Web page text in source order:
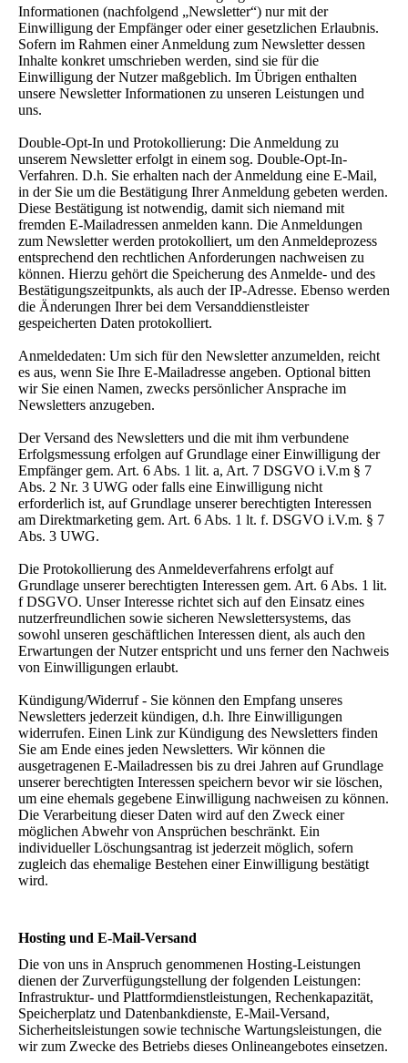
Informationen (nachfolgend „Newsletter“) nur mit der
Einwilligung der Empfänger oder einer gesetzlichen Erlaubnis.
Sofern im Rahmen einer Anmeldung zum Newsletter dessen
Inhalte konkret umschrieben werden, sind sie für die
Einwilligung der Nutzer maßgeblich. Im Übrigen enthalten
unsere Newsletter Informationen zu unseren Leistungen und
uns.
Double-Opt-In und Protokollierung: Die Anmeldung zu
unserem Newsletter erfolgt in einem sog. Double-Opt-In-
Verfahren. D.h. Sie erhalten nach der Anmeldung eine E-Mail,
in der Sie um die Bestätigung Ihrer Anmeldung gebeten werden.
Diese Bestätigung ist notwendig, damit sich niemand mit
fremden E-Mailadressen anmelden kann. Die Anmeldungen
zum Newsletter werden protokolliert, um den Anmeldeprozess
entsprechend den rechtlichen Anforderungen nachweisen zu
können. Hierzu gehört die Speicherung des Anmelde- und des
Bestätigungszeitpunkts, als auch der IP-Adresse. Ebenso werden
die Änderungen Ihrer bei dem Versanddienstleister
gespeicherten Daten protokolliert.
Anmeldedaten: Um sich für den Newsletter anzumelden, reicht
es aus, wenn Sie Ihre E-Mailadresse angeben. Optional bitten
wir Sie einen Namen, zwecks persönlicher Ansprache im
Newsletters anzugeben.
Der Versand des Newsletters und die mit ihm verbundene
Erfolgsmessung erfolgen auf Grundlage einer Einwilligung der
Empfänger gem. Art. 6 Abs. 1 lit. a, Art. 7 DSGVO i.V.m § 7
Abs. 2 Nr. 3 UWG oder falls eine Einwilligung nicht
erforderlich ist, auf Grundlage unserer berechtigten Interessen
am Direktmarketing gem. Art. 6 Abs. 1 lt. f. DSGVO i.V.m. § 7
Abs. 3 UWG.
Die Protokollierung des Anmeldeverfahrens erfolgt auf
Grundlage unserer berechtigten Interessen gem. Art. 6 Abs. 1 lit.
f DSGVO. Unser Interesse richtet sich auf den Einsatz eines
nutzerfreundlichen sowie sicheren Newslettersystems, das
sowohl unseren geschäftlichen Interessen dient, als auch den
Erwartungen der Nutzer entspricht und uns ferner den Nachweis
von Einwilligungen erlaubt.
Kündigung/Widerruf - Sie können den Empfang unseres
Newsletters jederzeit kündigen, d.h. Ihre Einwilligungen
widerrufen. Einen Link zur Kündigung des Newsletters finden
Sie am Ende eines jeden Newsletters. Wir können die
ausgetragenen E-Mailadressen bis zu drei Jahren auf Grundlage
unserer berechtigten Interessen speichern bevor wir sie löschen,
um eine ehemals gegebene Einwilligung nachweisen zu können.
Die Verarbeitung dieser Daten wird auf den Zweck einer
möglichen Abwehr von Ansprüchen beschränkt. Ein
individueller Löschungsantrag ist jederzeit möglich, sofern
zugleich das ehemalige Bestehen einer Einwilligung bestätigt
wird.
Hosting und E-Mail-Versand
Die von uns in Anspruch genommenen Hosting-Leistungen
dienen der Zurverfügungstellung der folgenden Leistungen:
Infrastruktur- und Plattformdienstleistungen, Rechenkapazität,
Speicherplatz und Datenbankdienste, E-Mail-Versand,
Sicherheitsleistungen sowie technische Wartungsleistungen, die
wir zum Zwecke des Betriebs dieses Onlineangebotes einsetzen.